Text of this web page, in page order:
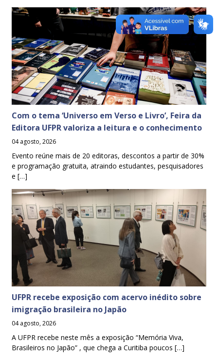
Com o tema ‘Universo em Verso e Livro’, Feira da
Editora UFPR valoriza a leitura e o conhecimento
04 agosto, 2026
Evento reúne mais de 20 editoras, descontos a partir de 30%
e programação gratuita, atraindo estudantes, pesquisadores
e […]
UFPR recebe exposição com acervo inédito sobre
imigração brasileira no Japão
04 agosto, 2026
A UFPR recebe neste mês a exposição “Memória Viva,
Brasileiros no Japão” , que chega a Curitiba poucos […]